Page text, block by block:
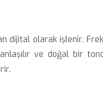
dijital olarak işlenir.
ve doğal bir